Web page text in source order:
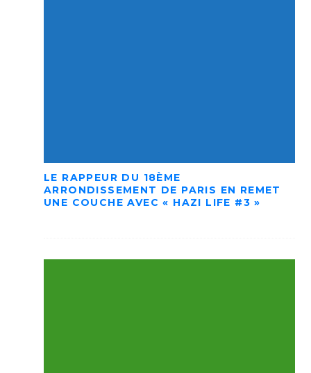
LE RAPPEUR DU 18ÈME
ARRONDISSEMENT DE PARIS EN REMET
UNE COUCHE AVEC « HAZI LIFE #3 »